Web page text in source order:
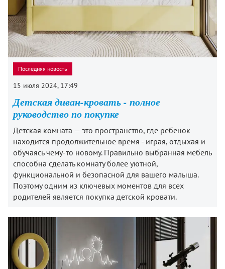
Последняя новость
15 июля 2024, 17:49
Детская диван-кровать - полное
руководство по покупке
Детская комната — это пространство, где ребенок
находится продолжительное время - играя, отдыхая и
обучаясь чему-то новому. Правильно выбранная мебель
способна сделать комнату более уютной,
функциональной и безопасной для вашего малыша.
Поэтому одним из ключевых моментов для всех
родителей является покупка детской кровати.